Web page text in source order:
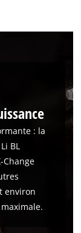
used.
Consent
: la
BL
Change
environ